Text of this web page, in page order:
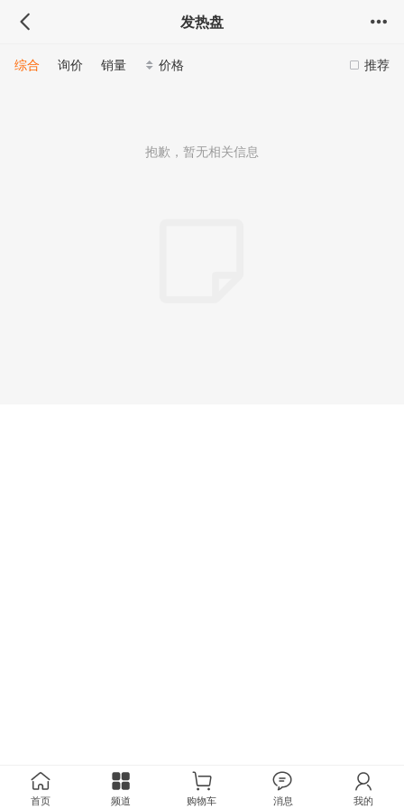
发热盘
推荐
综合 询价 销量 价格
抱歉，暂无相关信息
首页 频道 购物车 消息 我的